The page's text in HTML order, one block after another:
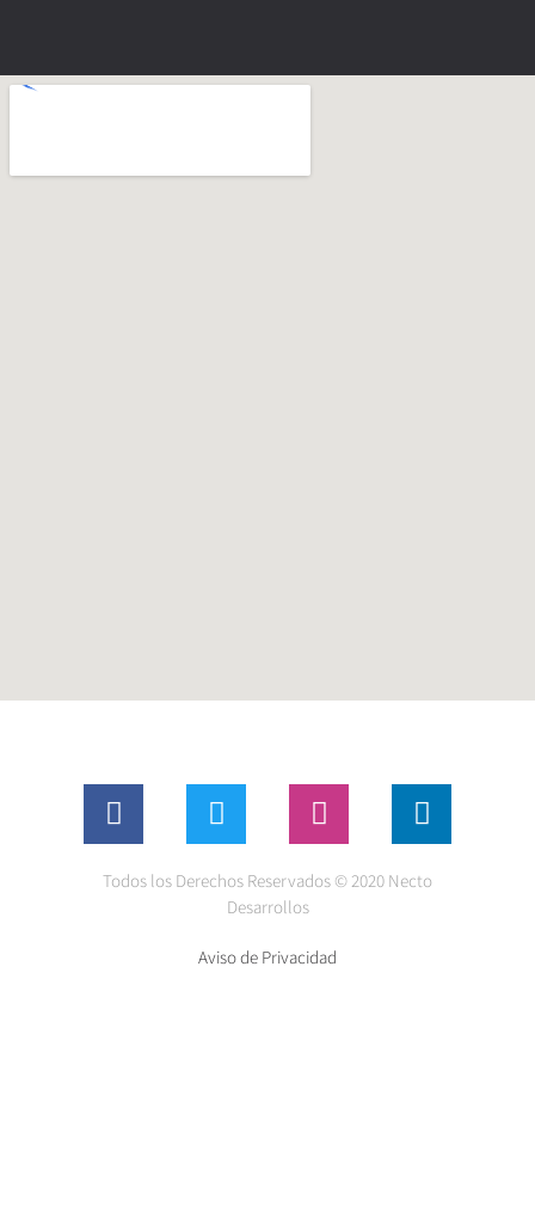
Todos los Derechos Reservados © 2020 Necto
Desarrollos
Aviso de Privacidad